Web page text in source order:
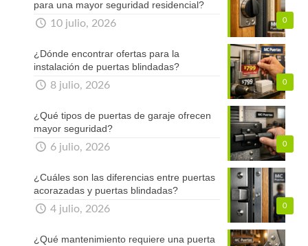
0
para una mayor seguridad residencial?
10 julio, 2026
0
¿Dónde encontrar ofertas para la
instalación de puertas blindadas?
8 julio, 2026
0
¿Qué tipos de puertas de garaje ofrecen
mayor seguridad?
6 julio, 2026
0
¿Cuáles son las diferencias entre puertas
acorazadas y puertas blindadas?
4 julio, 2026
¿Qué mantenimiento requiere una puerta